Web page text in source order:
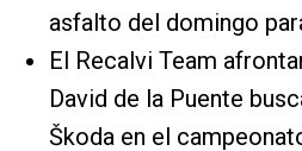
asfalto del domingo
El Recalvi Team
David de la Puente
Škoda en el